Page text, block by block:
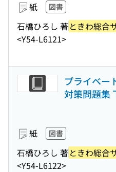
紙 図書
石橋ひろし 著ときわ総合
<Y54-L6121>
プライベー
対策問題集
紙 図書
石橋ひろし 著ときわ総合
<Y54-L6122>